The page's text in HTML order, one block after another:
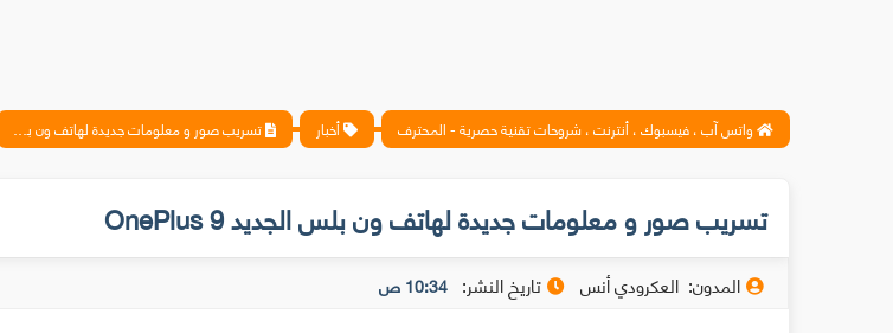
واتس آب ، فيسبوك ، أنترنت ، شروحات تقنية حصرية - المحترف أخبار تسريب صور و معلومات جديدة لهاتف ون بلس الجديد OnePlus 9
تسريب صور و معلومات جديدة لهاتف ون بلس الجديد OnePlus 9
المدون: العكرودي أنس تاريخ النشر: 10:34 ص